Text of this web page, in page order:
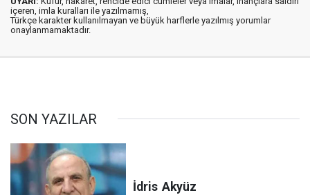
içeren, imla kuralları ile yazılmamış,
Türkçe karakter kullanılmayan ve büyük harflerle yazılmış yorumlar
onaylanmamaktadır.
SON YAZILAR
İdris Akyüz